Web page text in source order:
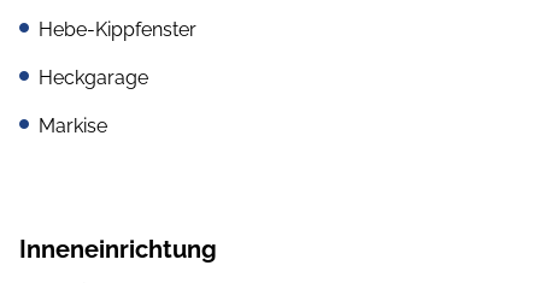
Hebe-Kippfenster
Heckgarage
Markise
Inneneinrichtung